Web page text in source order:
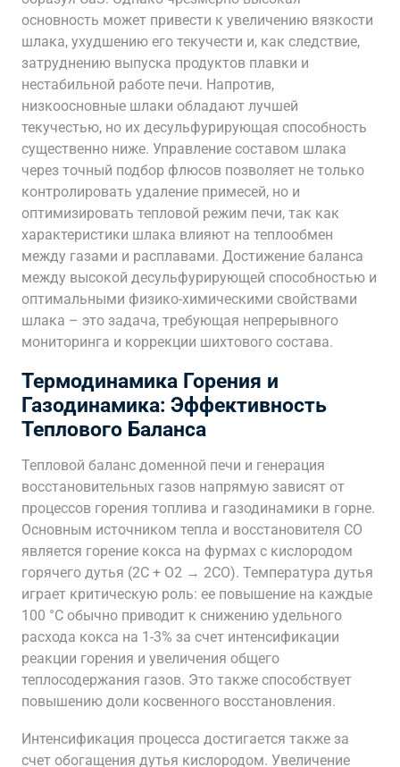
основность может привести к увеличению вязкости
шлака, ухудшению его текучести и, как следствие,
затруднению выпуска продуктов плавки и
нестабильной работе печи. Напротив,
низкоосновные шлаки обладают лучшей
текучестью, но их десульфурирующая способность
существенно ниже. Управление составом шлака
через точный подбор флюсов позволяет не только
контролировать удаление примесей, но и
оптимизировать тепловой режим печи, так как
характеристики шлака влияют на теплообмен
между газами и расплавами. Достижение баланса
между высокой десульфурирующей способностью и
оптимальными физико-химическими свойствами
шлака – это задача, требующая непрерывного
мониторинга и коррекции шихтового состава.
Термодинамика Горения и
Газодинамика: Эффективность
Теплового Баланса
Тепловой баланс доменной печи и генерация
восстановительных газов напрямую зависят от
процессов горения топлива и газодинамики в горне.
Основным источником тепла и восстановителя CO
является горение кокса на фурмах с кислородом
горячего дутья (2C + O2 → 2CO). Температура дутья
играет критическую роль: ее повышение на каждые
100 °C обычно приводит к снижению удельного
расхода кокса на 1-3% за счет интенсификации
реакции горения и увеличения общего
теплосодержания газов. Это также способствует
повышению доли косвенного восстановления.
Интенсификация процесса достигается также за
счет обогащения дутья кислородом. Увеличение